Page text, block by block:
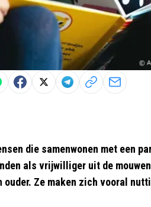
die samenwonen met een
als vrijwilliger uit de
ouder. Ze maken zich vooral